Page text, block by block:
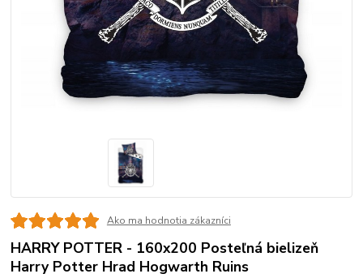
Ako ma hodnotia zákazníci
HARRY POTTER - 160x200 Posteľná bielizeň
Harry Potter Hrad Hogwarth Ruins